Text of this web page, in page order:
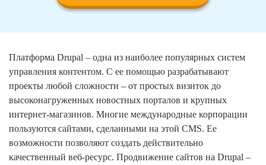
Платформа Drupal – одна из наиболее популярных систем
управления контентом. С ее помощью разрабатывают
проекты любой сложности – от простых визиток до
высоконагруженных новостных порталов и крупных
интернет-магазинов. Многие международные корпорации
пользуются сайтами, сделанными на этой CMS. Ее
возможности позволяют создать действительно
качественный веб-ресурс. Продвижение сайтов на Drupal –